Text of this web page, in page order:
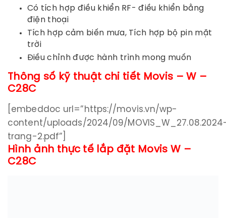
Có tích hợp điều khiển RF- điều khiển bằng
điện thoại
Tích hợp cảm biến mưa, Tích hợp bộ pin mặt
trời
Điều chỉnh được hành trình mong muốn
Thông số kỹ thuật chi tiết Movis – W –
C28C
[embeddoc url=”https://movis.vn/wp-
content/uploads/2024/09/
trang-2.pdf”]
Hình ảnh thực tế lắp đặt Movis W –
C28C